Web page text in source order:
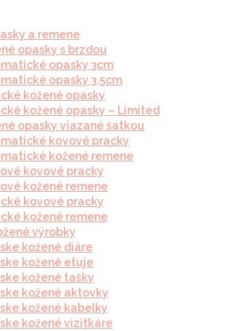
a remene
opasky s brzdou
opasky 3cm
opasky 3.5cm
kožené opasky
kožené opasky – Limited
opasky viazané šatkou
kovové pracky
kožené remene
kovové pracky
kožené remene
kovové pracky
kožené remene
výrobky
kožené diáre
kožené etuje
kožené tašky
kožené aktovky
kožené kabelky
kožené vizitkáre